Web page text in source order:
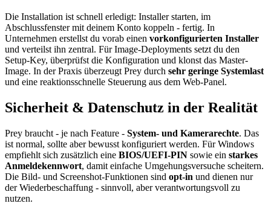
Die Installation ist schnell erledigt: Installer starten, im
Abschlussfenster mit deinem Konto koppeln - fertig. In
Unternehmen erstellst du vorab einen vorkonfigurierten Installer
und verteilst ihn zentral. Für Image-Deployments setzt du den
Setup-Key, überprüfst die Konfiguration und klonst das Master-
Image. In der Praxis überzeugt Prey durch sehr geringe Systemlast
und eine reaktionsschnelle Steuerung aus dem Web-Panel.
Sicherheit & Datenschutz in der Realität
Prey braucht - je nach Feature - System- und Kamerarechte. Das
ist normal, sollte aber bewusst konfiguriert werden. Für Windows
empfiehlt sich zusätzlich eine BIOS/UEFI-PIN sowie ein starkes
Anmeldekennwort, damit einfache Umgehungsversuche scheitern.
Die Bild- und Screenshot-Funktionen sind opt-in und dienen nur
der Wiederbeschaffung - sinnvoll, aber verantwortungsvoll zu
nutzen.